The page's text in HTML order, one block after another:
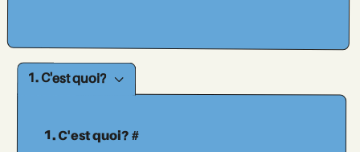
1. C'est quoi?
1. C'est quoi? #